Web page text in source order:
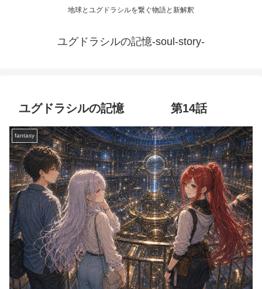
地球とユグドラシルを繋ぐ物語と新解釈
ユグドラシルの記憶-soul-story-
ユグドラシルの記憶 第14話
fantasy